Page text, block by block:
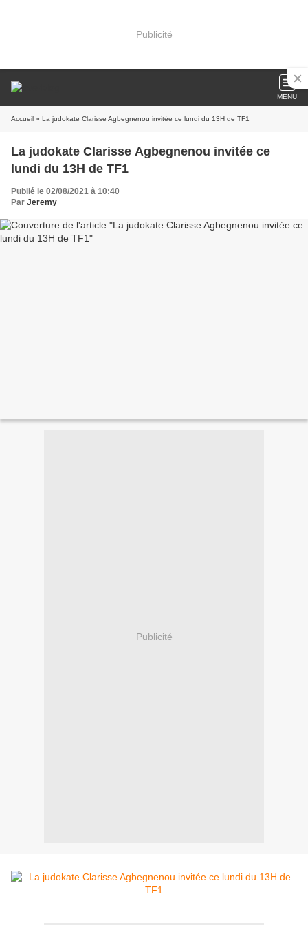
Publicité
MENU
Accueil » La judokate Clarisse Agbegnenou invitée ce lundi du 13H de TF1
La judokate Clarisse Agbegnenou invitée ce
lundi du 13H de TF1
Publié le 02/08/2021 à 10:40
Par Jeremy
Publicité